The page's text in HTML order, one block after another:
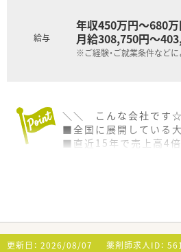
給与
年収450万円～680
月給308,750円～
※ご経験・ご就業条件など
＼＼ こんな会社で
■全国に展開している
■直近15年で売上高4倍
■連休の取得も可能！
■「社員購買割引制度
■プラチナくるみんマ
女ともに働きやすい社
■女性のワーク・ライフ
更新日： 2026/08/07 薬剤師求人ID：